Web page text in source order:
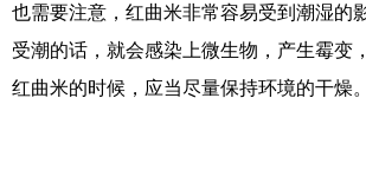
也需要注意，红曲米非常容易受到潮湿的
受潮的话，就会感染上微生物，产生霉变
红曲米的时候，应当尽量保持环境的干燥。